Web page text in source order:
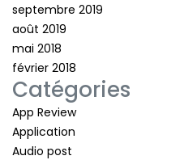
septembre 2019
août 2019
mai 2018
février 2018
Catégories
App Review
Application
Audio post